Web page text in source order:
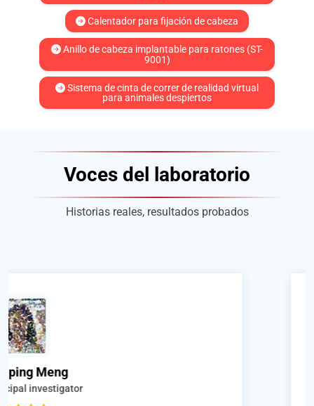
Calentador para fijación de cabeza
Anillo de cabeza implantable para ratones (ST-
9001)
Sistema de cinta de correr de realidad virtual
para animales despiertos
Voces del laboratorio
Historias reales, resultados probados
Xiaoke Qiao
Phd studuent